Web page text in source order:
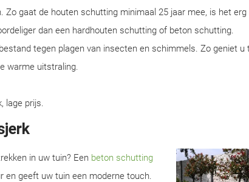
gaat de houten schutting minimaal 25 jaar mee, is het erg
dan een hardhouten schutting of beton schutting.
tegen plagen van insecten en schimmels. Zo geniet u
warme uitstraling.
lage prijs.
in uw tuin? Een beton schutting
en geeft uw tuin een moderne touch.